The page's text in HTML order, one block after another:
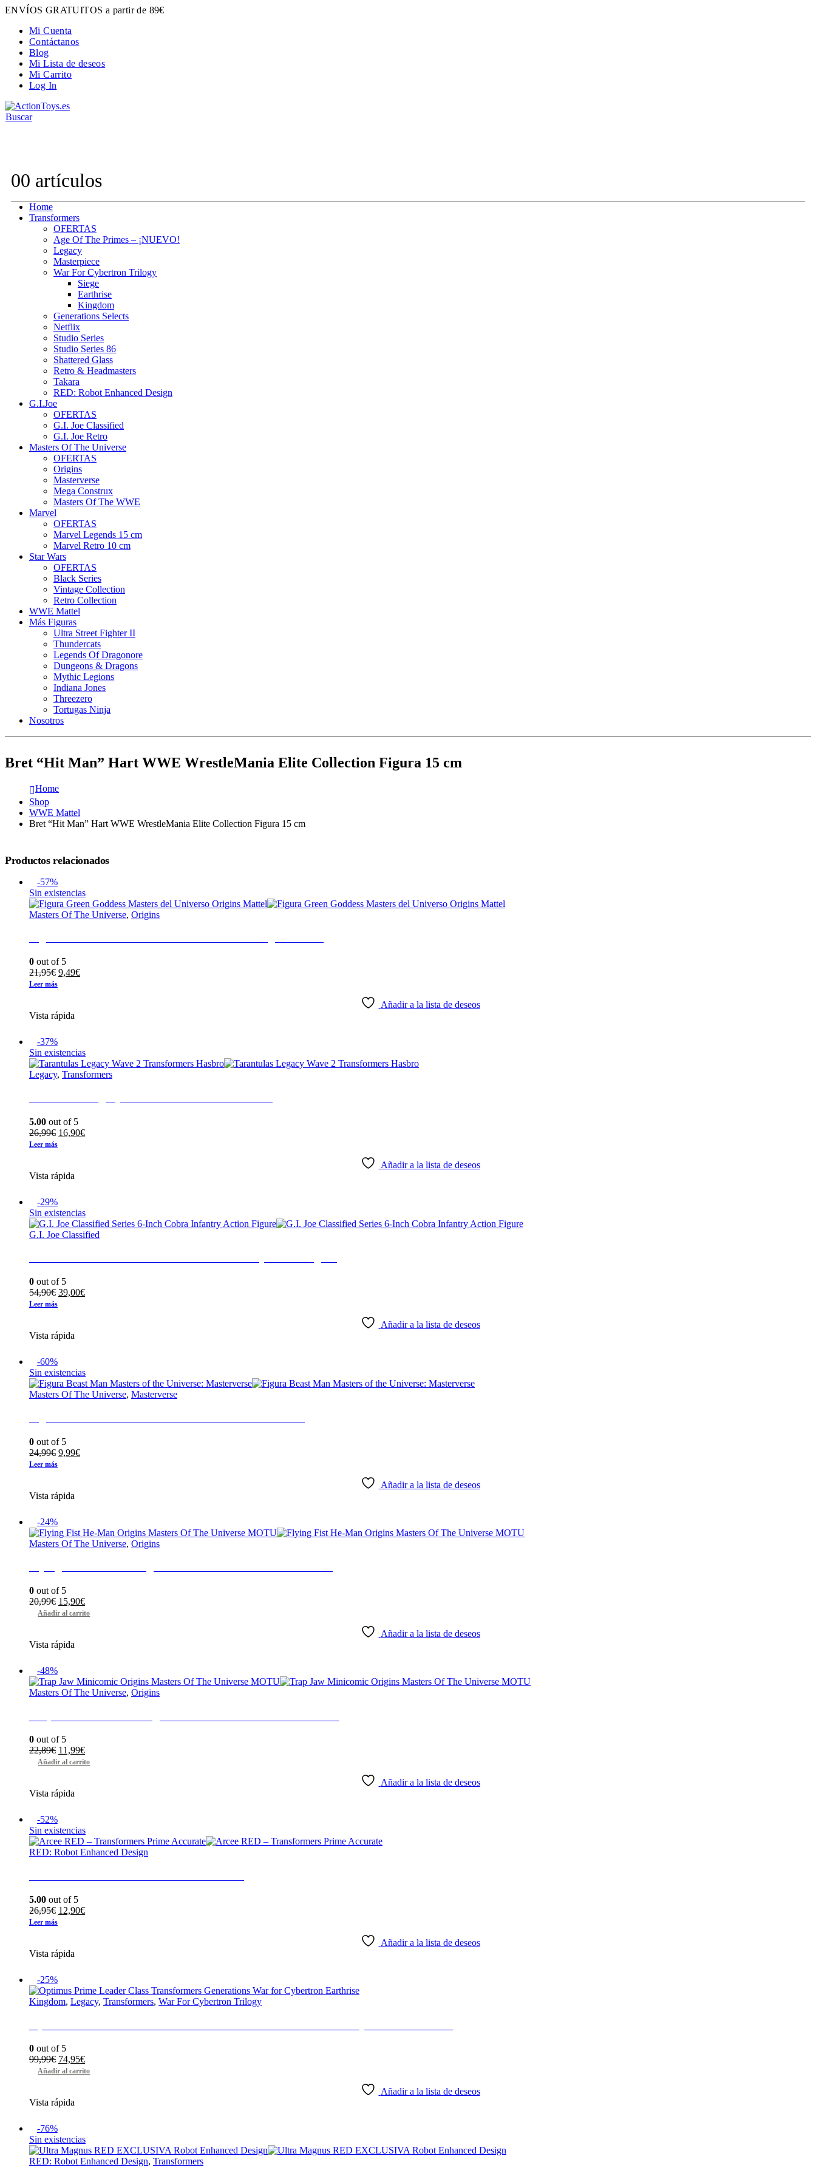
ENVÍOS GRATUITOS a partir de 89€
Mi Cuenta
Contáctanos
Blog
Mi Lista de deseos
Mi Carrito
Log In
Buscar
00 artículos
Home
Transformers
OFERTAS
Age Of The Primes – ¡NUEVO!
Legacy
Masterpiece
War For Cybertron Trilogy
Siege
Earthrise
Kingdom
Generations Selects
Netflix
Studio Series
Studio Series 86
Shattered Glass
Retro & Headmasters
Takara
RED: Robot Enhanced Design
G.I.Joe
OFERTAS
G.I. Joe Classified
G.I. Joe Retro
Masters Of The Universe
OFERTAS
Origins
Masterverse
Mega Construx
Masters Of The WWE
Marvel
OFERTAS
Marvel Legends 15 cm
Marvel Retro 10 cm
Star Wars
OFERTAS
Black Series
Vintage Collection
Retro Collection
WWE Mattel
Más Figuras
Ultra Street Fighter II
Thundercats
Legends Of Dragonore
Dungeons & Dragons
Mythic Legions
Indiana Jones
Threezero
Tortugas Ninja
Nosotros
Bret “Hit Man” Hart WWE WrestleMania Elite Collection Figura 15 cm
Home
Shop
WWE Mattel
Bret “Hit Man” Hart WWE WrestleMania Elite Collection Figura 15 cm
Productos relacionados
-57%
Sin existencias
Masters Of The Universe, Origins
0 out of 5
21,95€ El
21,95€.
9,49€El
Leer más
Añadir a la lista de deseos
Vista rápida
-37%
Sin existencias
Legacy, Transformers
5.00 out of 5
26,99€ El
26,99€.
16,90€El
Leer más
Añadir a la lista de deseos
Vista rápida
-29%
Sin existencias
G.I. Joe Classified
0 out of 5
54,90€ El
54,90€.
39,00€El
Leer más
Añadir a la lista de deseos
Vista rápida
-60%
Sin existencias
Masters Of The Universe, Masterverse
0 out of 5
24,99€ El
24,99€.
9,99€El
Leer más
Añadir a la lista de deseos
Vista rápida
-24%
Masters Of The Universe, Origins
0 out of 5
20,99€ El
precio
20,99€.
15,90€El
precio
Añadir al carrito
Añadir a la lista de deseos
Vista rápida
-48%
Masters Of The Universe, Origins
0 out of 5
22,89€ El
precio
22,89€.
11,99€El
precio
Añadir al carrito
Añadir a la lista de deseos
Vista rápida
-52%
Sin existencias
RED: Robot Enhanced Design
5.00 out of 5
26,95€ El
26,95€.
12,90€El
Leer más
Añadir a la lista de deseos
Vista rápida
-25%
Kingdom, Legacy, Transformers, War For Cybertron Trilogy
0 out of 5
99,99€ El
precio
99,99€.
74,95€El
precio
Añadir al carrito
Añadir a la lista de deseos
Vista rápida
-76%
Sin existencias
RED: Robot Enhanced Design, Transformers